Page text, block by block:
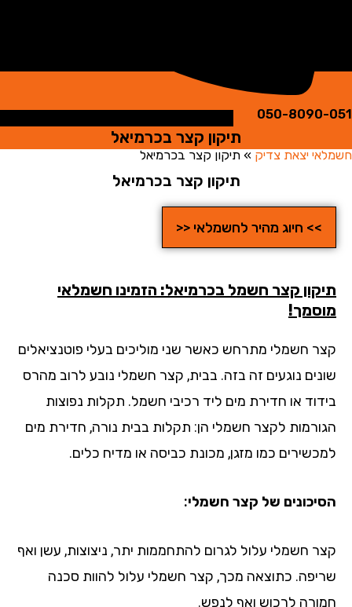
050-
תיקון קצר בכרמיאל
יצאת צדיק »תיקון קצר בכרמיאל
תיקון קצר בכרמיאל
>> חיוג מהיר לחשמלאי <<
קצר חשמל בכרמיאל: הזמינו חשמלאי
חשמלי מתרחש כאשר שני מוליכים בעלי פוטנציאלים
נוגעים זה בזה. בבית, קצר חשמלי נובע לרוב מהרס
או חדירת מים ליד רכיבי חשמל. תקלות נפוצות
לקצר חשמלי הן: תקלות בבית נורה, חדירת מים
כמו מזגן, מכונת כביסה או מדיח כלים.
של קצר חשמלי:
חשמלי עלול לגרום להתחממות יתר, ניצוצות, עשן ואף
כתוצאה מכך, קצר חשמלי עלול להוות סכנה
לרכוש ואף לנפש.